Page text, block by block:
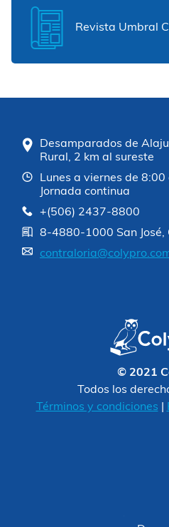
Revista Umbral
Desamparados de
Rural, 2 km al sureste
Lunes a viernes de
Jornada continua
+(506) 2437-8800
8-4880-1000 San José,
© 2021
Todos los
Términos y condiciones